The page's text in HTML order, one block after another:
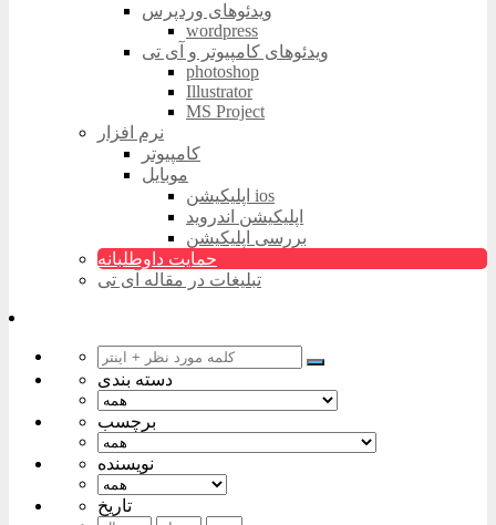
ویدئوهای وردپرس
wordpress
ویدئوهای کامپیوتر و آی تی
photoshop
Illustrator
MS Project
نرم افزار
کامپیوتر
موبایل
اپلیکیشن ios
اپلیکیشن اندروید
بررسی اپلیکیشن
حمایت داوطلبانه
تبلیغات در مقاله آی تی
دسته بندی
برچسب
نویسنده
تاریخ